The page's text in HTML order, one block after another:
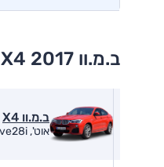
ב.מ.וו X4 2017
ב.מ.וו X4
אוט', Sport ,xDrive28i